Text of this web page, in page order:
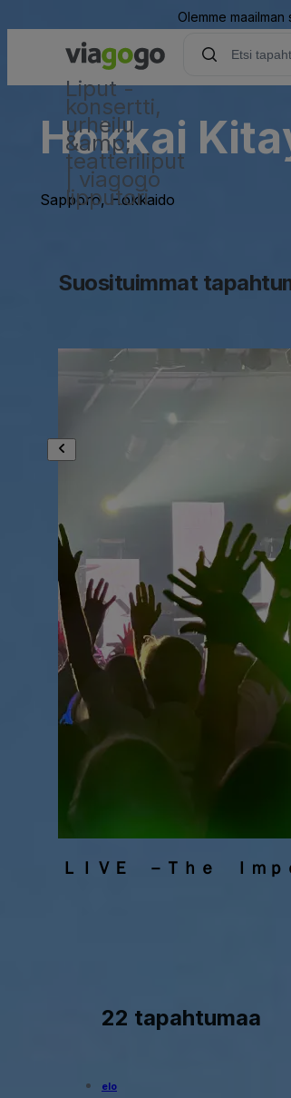
Olemme
Liput -
konsertti,
urheilu
&amp;
teatteriliput
| viagogo
lipputori
Hokkai
Sapporo, Hokkaido
Suosituimmat
ＮＡ ＬＩＶＥ －Ｔｈｅ Ｉｍｐ
22 tapahtumaa
elo